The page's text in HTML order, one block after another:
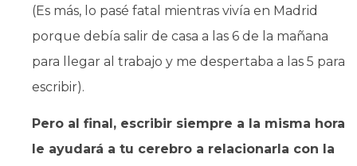
(Es más, lo pasé fatal mientras vivía en Madrid
porque debía salir de casa a las 6 de la mañana
para llegar al trabajo y me despertaba a las 5 para
escribir).
Pero al final, escribir siempre a la misma hora
le ayudará a tu cerebro a relacionarla con la